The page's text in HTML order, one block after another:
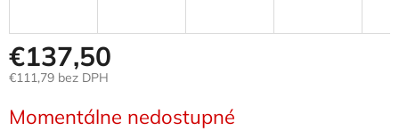
€137,50
€111,79 bez DPH
cena:
Momentálne nedostupné